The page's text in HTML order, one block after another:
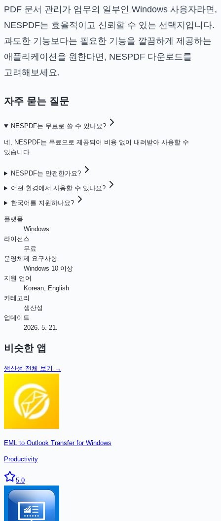
PDF 문서 관리가 업무의 일부인 Windows 사용자라면,
NESPDF는 효율적이고 신뢰할 수 있는 선택지입니다.
과도한 기능보다는 필요한 기능을 깔끔하게 제공하는
애플리케이션을 원한다면, NESPDF 다운로드를
고려해보세요.
자주 묻는 질문
NESPDF는 무료로 쓸 수 있나요?
네, NESPDF는 무료으로 제공되어 비용 없이 내려받아 사용할 수
있습니다.
NESPDF는 안전한가요?
어떤 환경에서 사용할 수 있나요?
한국어를 지원하나요?
플랫폼
Windows
라이선스
무료
운영체제 요구사항
Windows 10 이상
지원 언어
Korean, English
카테고리
생산성
업데이트
2026. 5. 21.
비슷한 앱
생산성 전체 보기 →
EML to Outlook Transfer for Windows
Productivity
5.0